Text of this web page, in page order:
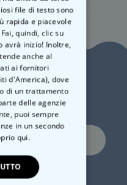
e Simbolo
hanno bisogno del loro
che sa a chi appartiene. La
file di testo sono
rapida e piacevole
quindi, clic su
avrà inizio! Inoltre,
anche al
ai fornitori
d'America), dove
di un trattamento
delle agenzie
puoi sempre
in un secondo
qui.
10%?
gli sconti